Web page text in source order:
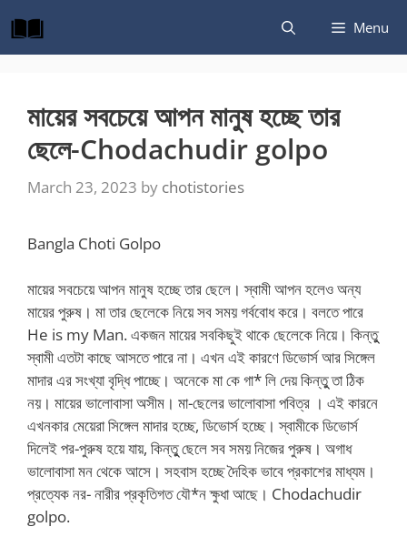
to
content
Menu
মায়ের সবচেয়ে আপন মানুষ হচ্ছে তার
ছেলে-Chodachudir golpo
March 23, 2023 by chotistories
Bangla Choti Golpo
মায়ের সবচেয়ে আপন মানুষ হচ্ছে তার ছেলে। স্বামী আপন হলেও অন্য
মায়ের পুরুষ। মা তার ছেলেকে নিয়ে সব সময় গর্ববোধ করে। বলতে পারে
He is my Man. একজন মায়ের সবকিছুই থাকে ছেলেকে নিয়ে। কিন্তুু
স্বামী এতটা কাছে আসতে পারে না। এখন এই কারণে ডিভোর্স আর সিঙ্গেল
মাদার এর সংখ্যা বৃদ্ধি পাচ্ছে। অনেকে মা কে গা* লি দেয় কিন্তুু তা ঠিক
নয়। মায়ের ভালোবাসা অসীম। মা-ছেলের ভালোবাসা পবিত্র । এই কারনে
এখনকার মেয়েরা সিঙ্গেল মাদার হচ্ছে, ডিভোর্স হচ্ছে। স্বামীকে ডিভোর্স
দিলেই পর-পুরুষ হয়ে যায়, কিন্তুু ছেলে সব সময় নিজের পুরুষ। অগাধ
ভালোবাসা মন থেকে আসে। সহবাস হচ্ছে দৈহিক ভাবে প্রকাশের মাধ্যম।
প্রত্যেক নর- নারীর প্রকৃতিগত যৌ*ন ক্ষুধা আছে। Chodachudir
golpo.